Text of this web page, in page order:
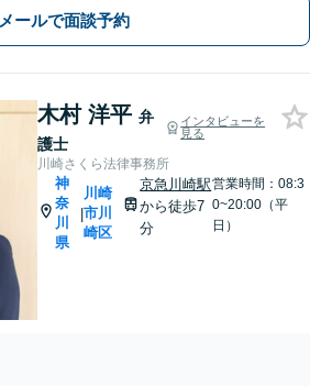
メールで面談予約
木村 洋平 弁
護士
インタビューを
見る
川崎さくら法律事務所
神
奈
川
県
|
川崎
市川
崎区
京急川崎駅
から徒歩7
分
営業時間：08:3
0~20:00（平
日）